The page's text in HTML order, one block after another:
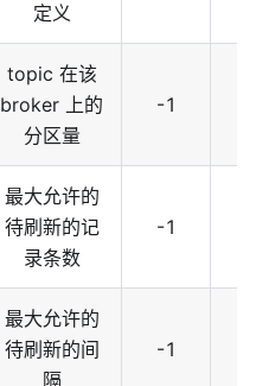
定义
topic 在该
broker 上的
分区量
-1
最大允许的
待刷新的记
录条数
-1
最大允许的
待刷新的间
隔
-1